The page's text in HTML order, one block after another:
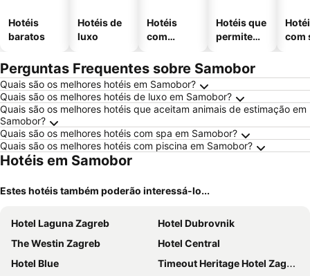
Hotéis
baratos
Hotéis de
luxo
Hotéis
com
Hotéis que
permitem
com
Perguntas Frequentes sobre Samobor
Quais são os melhores hotéis em Samobor?
Quais são os melhores hotéis de luxo em Samobor?
Quais são os melhores hotéis que aceitam animais de estimação em
Samobor?
Quais são os melhores hotéis com spa em Samobor?
Quais são os melhores hotéis com piscina em Samobor?
Hotéis em Samobor
Estes hotéis também poderão interessá-lo...
Hotel Laguna Zagreb
Hotel Dubrovnik
The Westin Zagreb
Hotel Central
Hotel Blue
Timeout Heritage Hotel Zagreb